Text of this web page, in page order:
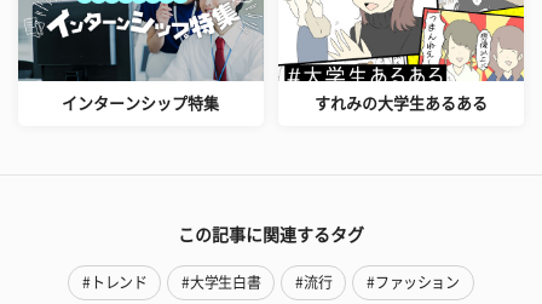
インターンシップ特集 すれみの大学生あるある
この記事に関連するタグ
#トレンド #大学生白書 #流行 #ファッション